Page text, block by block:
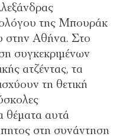
της Μπουράκ
στην Αθήνα. Στο
συγκεκριμένων
ατζέντας, τα
τη θετική
θέματα αυτά
στη συνάντηση